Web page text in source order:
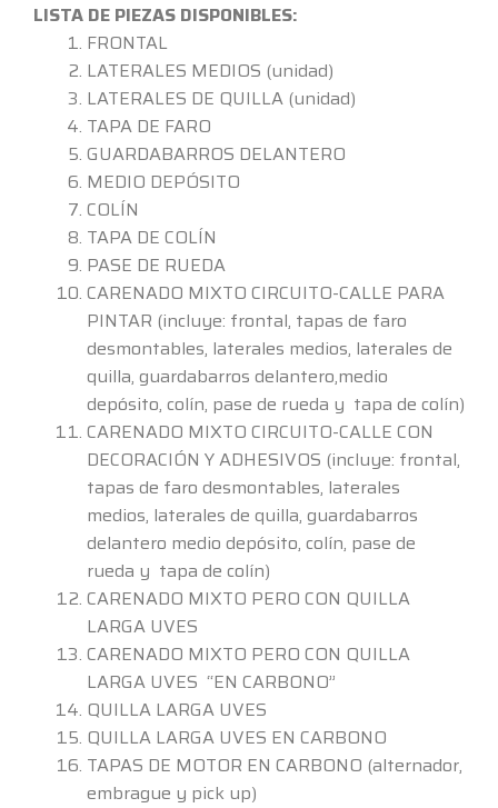
LISTA DE PIEZAS DISPONIBLES:
FRONTAL
LATERALES MEDIOS (unidad)
LATERALES DE QUILLA (unidad)
TAPA DE FARO
GUARDABARROS DELANTERO
MEDIO DEPÓSITO
COLÍN
TAPA DE COLÍN
PASE DE RUEDA
CARENADO MIXTO CIRCUITO-CALLE PARA
PINTAR (incluye: frontal, tapas de faro
desmontables, laterales medios, laterales de
quilla, guardabarros delantero,medio
depósito, colín, pase de rueda y tapa de colín)
CARENADO MIXTO CIRCUITO-CALLE CON
DECORACIÓN Y ADHESIVOS (incluye: frontal,
tapas de faro desmontables, laterales
medios, laterales de quilla, guardabarros
delantero medio depósito, colín, pase de
rueda y tapa de colín)
CARENADO MIXTO PERO CON QUILLA
LARGA UVES
CARENADO MIXTO PERO CON QUILLA
LARGA UVES “EN CARBONO”
QUILLA LARGA UVES
QUILLA LARGA UVES EN CARBONO
TAPAS DE MOTOR EN CARBONO (alternador,
embrague y pick up)